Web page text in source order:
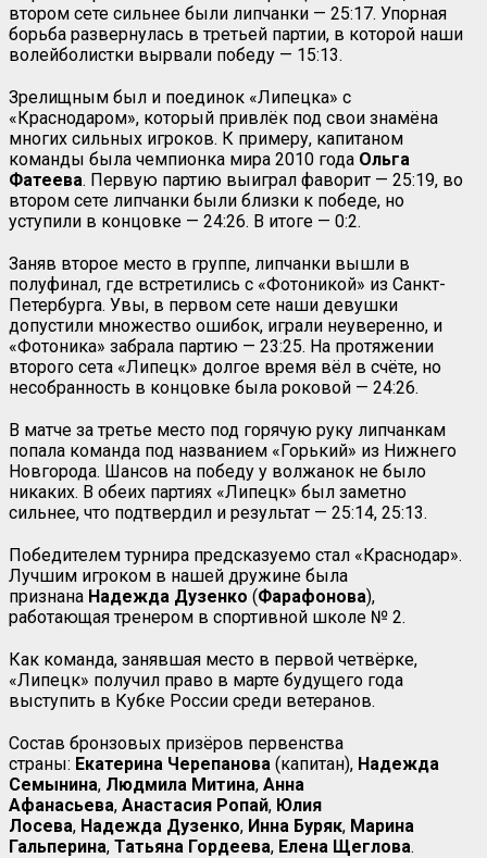
втором сете сильнее были липчанки — 25:17. Упорная
борьба развернулась в третьей партии, в которой наши
волейболистки вырвали победу — 15:13.
Зрелищным был и поединок «Липецка» с
«Краснодаром», который привлёк под свои знамёна
многих сильных игроков. К примеру, капитаном
команды была чемпионка мира 2010 года Ольга
Фатеева. Первую партию выиграл фаворит — 25:19, во
втором сете липчанки были близки к победе, но
уступили в концовке — 24:26. В итоге — 0:2.
Заняв второе место в группе, липчанки вышли в
полуфинал, где встретились с «Фотоникой» из Санкт-
Петербурга. Увы, в первом сете наши девушки
допустили множество ошибок, играли неуверенно, и
«Фотоника» забрала партию — 23:25. На протяжении
второго сета «Липецк» долгое время вёл в счёте, но
несобранность в концовке была роковой — 24:26.
В матче за третье место под горячую руку липчанкам
попала команда под названием «Горький» из Нижнего
Новгорода. Шансов на победу у волжанок не было
никаких. В обеих партиях «Липецк» был заметно
сильнее, что подтвердил и результат — 25:14, 25:13.
Победителем турнира предсказуемо стал «Краснодар».
Лучшим игроком в нашей дружине была
признана Надежда Дузенко (Фарафонова),
работающая тренером в спортивной школе № 2.
Как команда, занявшая место в первой четвёрке,
«Липецк» получил право в марте будущего года
выступить в Кубке России среди ветеранов.
Состав бронзовых призёров первенства
страны: Екатерина Черепанова (капитан), Надежда
Семынина, Людмила Митина, Анна
Афанасьева, Анастасия Ропай, Юлия
Лосева, Надежда Дузенко, Инна Буряк, Марина
Гальперина, Татьяна Гордеева, Елена Щеглова.